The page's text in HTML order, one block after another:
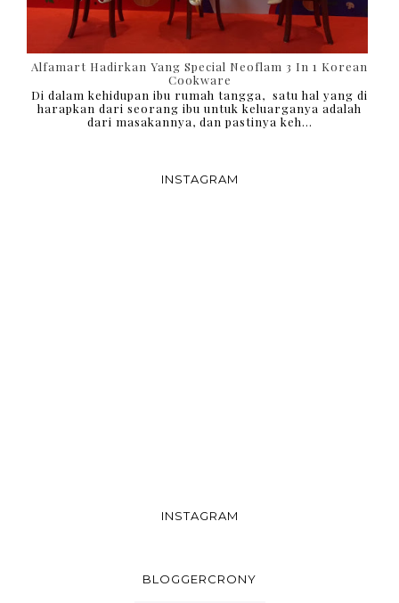
Alfamart Hadirkan Yang Special Neoflam 3 In 1 Korean
Cookware
Di dalam kehidupan ibu rumah tangga, satu hal yang di
harapkan dari seorang ibu untuk keluarganya adalah
dari masakannya, dan pastinya keh...
INSTAGRAM
INSTAGRAM
BLOGGERCRONY